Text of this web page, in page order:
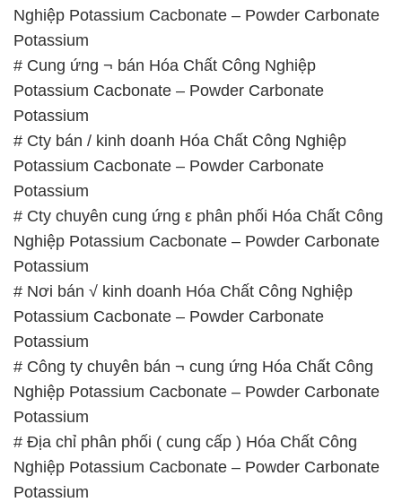
Nghiệp Potassium Cacbonate – Powder Carbonate
Potassium
# Cung ứng ¬ bán Hóa Chất Công Nghiệp
Potassium Cacbonate – Powder Carbonate
Potassium
# Cty bán / kinh doanh Hóa Chất Công Nghiệp
Potassium Cacbonate – Powder Carbonate
Potassium
# Cty chuyên cung ứng ε phân phối Hóa Chất Công
Nghiệp Potassium Cacbonate – Powder Carbonate
Potassium
# Nơi bán √ kinh doanh Hóa Chất Công Nghiệp
Potassium Cacbonate – Powder Carbonate
Potassium
# Công ty chuyên bán ¬ cung ứng Hóa Chất Công
Nghiệp Potassium Cacbonate – Powder Carbonate
Potassium
# Địa chỉ phân phối ( cung cấp ) Hóa Chất Công
Nghiệp Potassium Cacbonate – Powder Carbonate
Potassium